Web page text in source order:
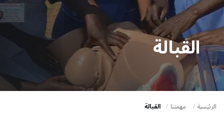
t
i
o
n
القبالة
الرئيسية مهمتنا القبالة